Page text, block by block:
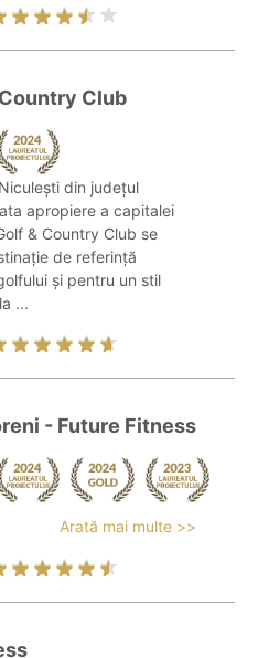
Club
din județul
apropiere a capitalei
& Country Club se
de referință
și pentru un stil
...
- Future Fitness
Arată mai multe >>